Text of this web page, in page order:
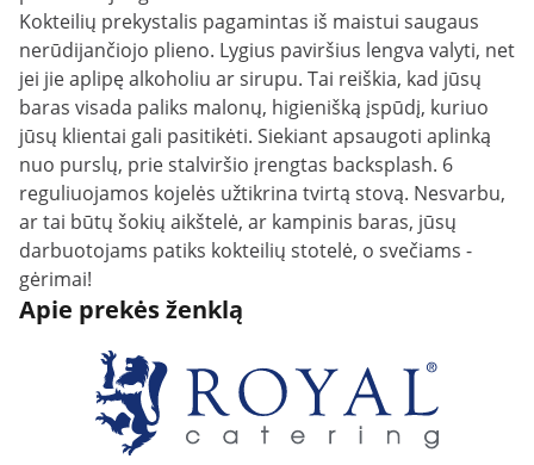
Kokteilių prekystalis pagamintas iš maistui saugaus
nerūdijančiojo plieno. Lygius paviršius lengva valyti, net
jei jie aplipę alkoholiu ar sirupu. Tai reiškia, kad jūsų
baras visada paliks malonų, higienišką įspūdį, kuriuo
jūsų klientai gali pasitikėti. Siekiant apsaugoti aplinką
nuo purslų, prie stalviršio įrengtas backsplash. 6
reguliuojamos kojelės užtikrina tvirtą stovą. Nesvarbu,
ar tai būtų šokių aikštelė, ar kampinis baras, jūsų
darbuotojams patiks kokteilių stotelė, o svečiams -
gėrimai!
Apie prekės ženklą